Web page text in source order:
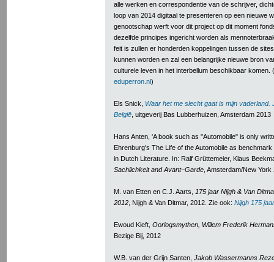
alle werken en correspondentie van de schrijver,
loop van 2014 digitaal te presenteren op een nieuwe
genootschap werft voor dit project op dit moment
dezelfde principes ingericht worden als
feit is zullen er honderden koppelingen tussen de
kunnen worden en zal een belangrijke nieuwe bron
culturele leven in het interbellum beschikbaar komen.
eduperron.nl)
Els Snick, Waar het me slecht gaat is mijn vaderland.
België , uitgeverij Bas Lubberhuizen, Amsterdam 2013
Hans Anten, 'A book such as "Automobile" is only
Ehrenburg's The Life of the Automobile as
in Dutch Literature. In: Ralf Grüttemeier, Klaus
Sachlichkeit and Avant−Garde , Amsterdam/New
M. van Etten en C.J. Aarts, 175 jaar Nijgh & Van
2012 , Nijgh & Van Ditmar, 2012. Zie ook: Nijgh 175
Ewoud Kieft, Oorlogsmythen, Willem Frederik
Bezige Bij, 2012
W.B. van der Grijn Santen, Jakob Wassermanns